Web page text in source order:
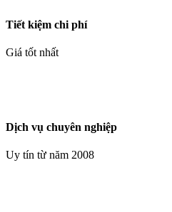
Tiết kiệm chi phí
Giá tốt nhất
Dịch vụ chuyên nghiệp
Uy tín từ năm 2008